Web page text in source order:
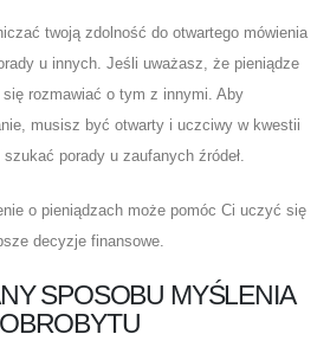
twoją zdolność do otwartego mówienia
u innych. Jeśli uważasz, że pieniądze
rozmawiać o tym z innymi. Aby
musisz być otwarty i uczciwy w kwestii
porady u zaufanych źródeł.
o pieniądzach może pomóc Ci uczyć się
decyzje finansowe.
SPOSOBU MYŚLENIA